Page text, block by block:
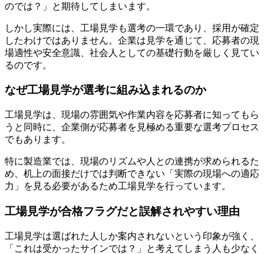
のでは？」と期待してしまいます。
しかし実際には、工場見学も選考の一環であり、採用が確定
したわけではありません。企業は見学を通じて、応募者の現
場適性や安全意識、社会人としての基礎行動を厳しく見てい
るのです。
なぜ工場見学が選考に組み込まれるのか
工場見学は、現場の雰囲気や作業内容を応募者に知ってもら
うと同時に、企業側が応募者を見極める重要な選考プロセス
でもあります。
特に製造業では、現場のリズムや人との連携が求められるた
め、机上の面接だけでは判断できない「実際の現場への適応
力」を見る必要があるため工場見学を行っています。
工場見学が合格フラグだと誤解されやすい理由
工場見学は選ばれた人しか案内されないという印象が強く、
「これは受かったサインでは？」と考えてしまう人も少なく